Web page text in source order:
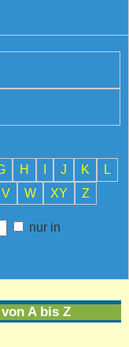
H J K
L
V W XY Z
nur in
A bis Z